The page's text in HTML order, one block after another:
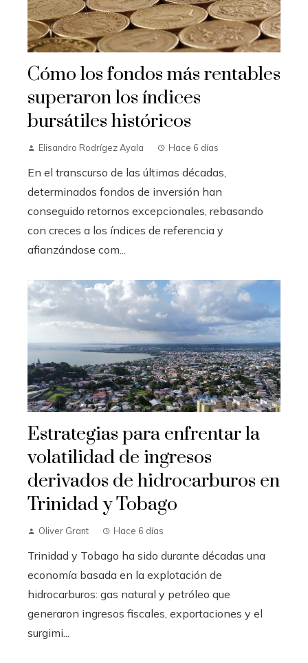
Cómo los fondos más rentables
superaron los índices
bursátiles históricos
Elisandro Rodrígez Ayala Hace 6 días
En el transcurso de las últimas décadas,
determinados fondos de inversión han
conseguido retornos excepcionales, rebasando
con creces a los índices de referencia y
afianzándose com...
Estrategias para enfrentar la
volatilidad de ingresos
derivados de hidrocarburos en
Trinidad y Tobago
Oliver Grant Hace 6 días
Trinidad y Tobago ha sido durante décadas una
economía basada en la explotación de
hidrocarburos: gas natural y petróleo que
generaron ingresos fiscales, exportaciones y el
surgimi...